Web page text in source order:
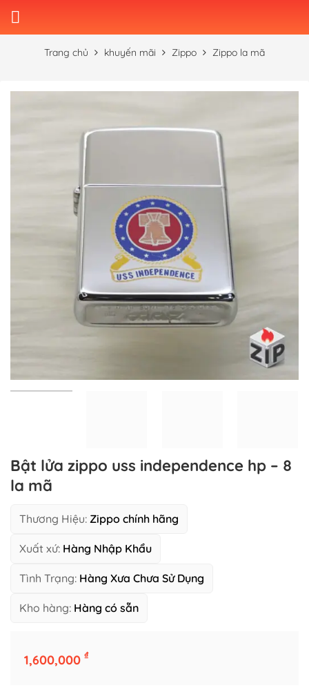
Skip
Trang chủ khuyến mãi Zippo Zippo la mã
Bật lửa zippo uss independence hp – 8
la mã
Thương Hiệu: Zippo chính hãng
Xuất xứ: Hàng Nhập Khẩu
Tình Trạng: Hàng Xưa Chưa Sử Dụng
Kho hàng: Hàng có sẵn
1,600,000 ₫